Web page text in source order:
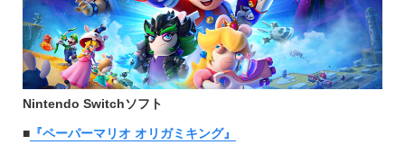
Nintendo Switchソフト
■『ペーパーマリオ オリガミキング』